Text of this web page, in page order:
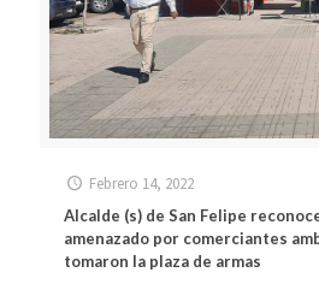
Febrero 14, 2022
Alcalde (s) de San Felipe
amenazado por comerciantes
tomaron la plaza de armas